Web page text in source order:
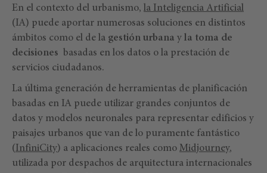
En el contexto del urbanismo, la Inteligencia Artificial
(IA) puede aportar numerosas soluciones en distintos
ámbitos como el de la gestión urbana y la toma de
decisiones basadas en los datos o la prestación de
servicios ciudadanos.
La última generación de herramientas de planificación
basadas en IA puede utilizar grandes conjuntos de
datos y modelos neuronales para representar edificios y
paisajes urbanos que van de lo puramente fantástico
(InfiniCity) a aplicaciones reales como Midjourney,
utilizada por despachos de arquitectura internacionales